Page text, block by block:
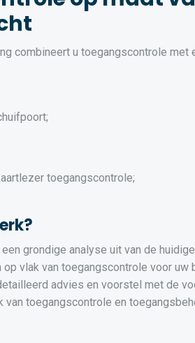
combineert u toegangscontrole met
toegangscontrole;
grondige analyse uit van de
vlak van toegangscontrole voor uw
advies en voorstel met de
toegangscontrole en